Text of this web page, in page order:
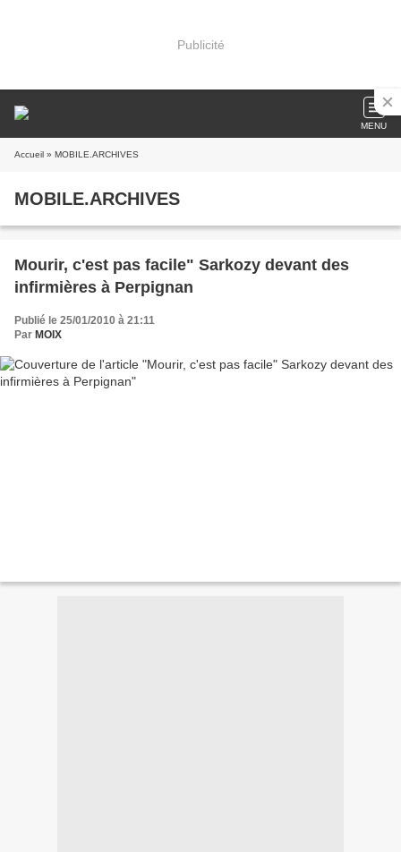
Publicité
MENU
Accueil » MOBILE.ARCHIVES
MOBILE.ARCHIVES
Mourir, c'est pas facile" Sarkozy devant des
infirmières à Perpignan
Publié le 25/01/2010 à 21:11
Par MOIX